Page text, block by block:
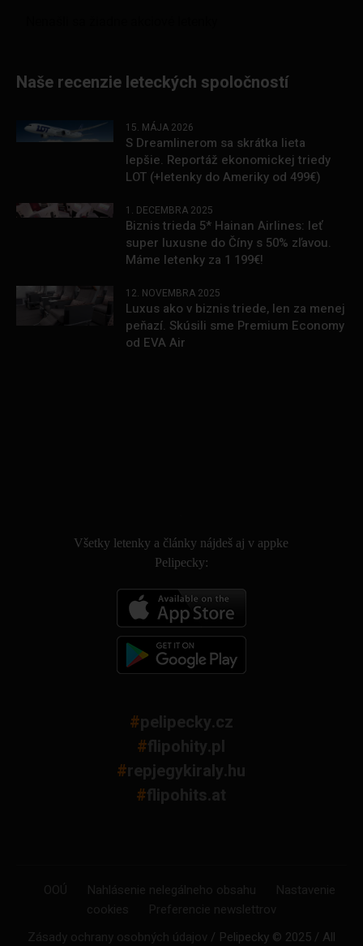
Naše recenzie leteckých spoločností
15. MÁJA 2026
S Dreamlinerom sa skrátka lieta
lepšie. Reportáž ekonomickej triedy
LOT (+letenky do Ameriky od 499€)
1. DECEMBRA 2025
Biznis trieda 5* Hainan Airlines: leť
super luxusne do Číny s 50% zľavou.
Máme letenky za 1 199€!
12. NOVEMBRA 2025
Luxus ako v biznis triede, len za menej
peňazí. Skúsili sme Premium Economy
od EVA Air
Všetky letenky a články nájdeš aj v appke
Pelipecky:
#pelipecky.cz
#flipohity.pl
#repjegykiraly.hu
#flipohits.at
OOÚ Nahlásenie nelegálneho obsahu
Nastavenie
cookies
Preferencie newslettrov
Zásady ochrany osobných údajov / Pelipecky © 2025 / All